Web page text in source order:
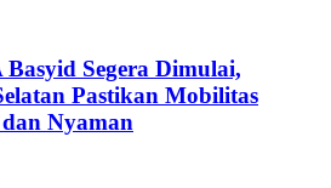
Segera Dimulai,
Pastikan Mobilitas
Nyaman